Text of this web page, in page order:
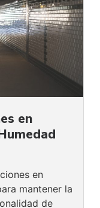
en
en
mantener la
de